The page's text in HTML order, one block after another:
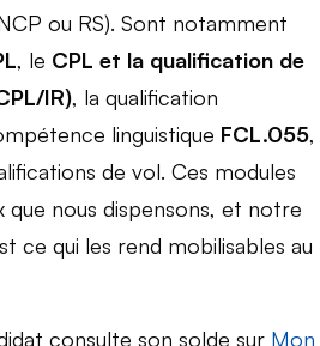
ou RS). Sont notamment
, le CPL et la qualification de
IR), la qualification
linguistique FCL.055,
de vol. Ces modules
nous dispensons, et notre
ce qui les rend mobilisables au
consulte son solde sur Mon